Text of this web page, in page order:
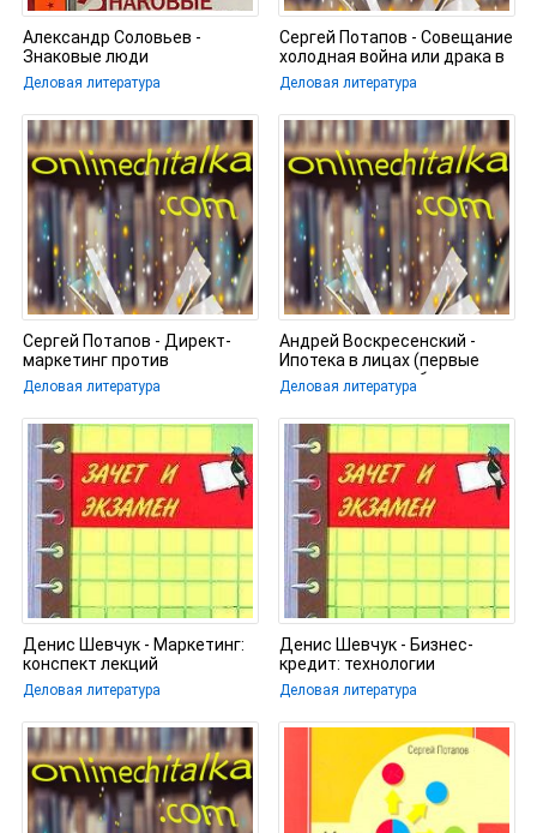
Александр Соловьев -
Знаковые люди
Деловая литература
Сергей Потапов - Совещание
холодная война или драка в
коммуналке
Деловая литература
Сергей Потапов - Директ-
маркетинг против
закупочного центра
Деловая литература
Андрей Воскресенский -
Ипотека в лицах (первые
лица ипотечного бизнеса о
Деловая литература
Денис Шевчук - Маркетинг:
конспект лекций
Деловая литература
Денис Шевчук - Бизнес-
кредит: технологии
получения
Деловая литература